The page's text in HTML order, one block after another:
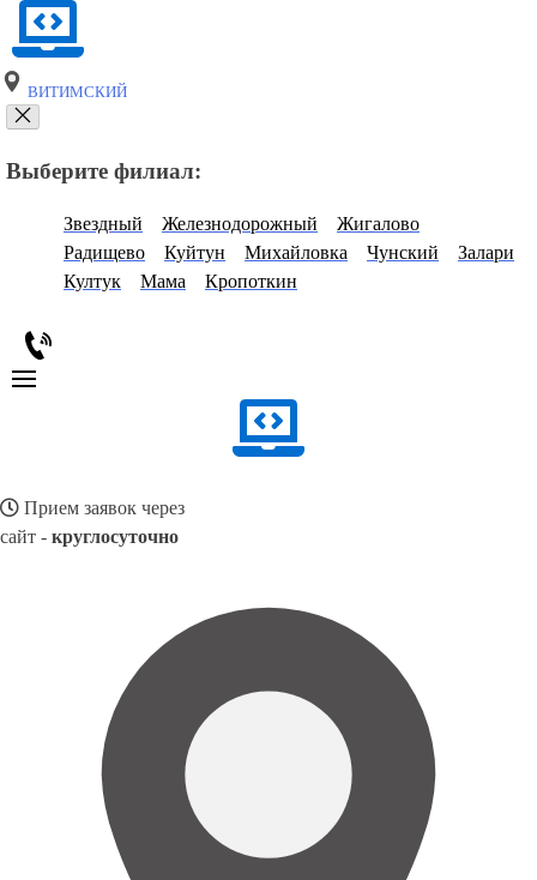
ВИТИМСКИЙ
Выберите филиал:
Звездный Железнодорожный
Жигалово
Радищево
Куйтун Михайловка Чунский
Залари
Култук
Мама Кропоткин
Прием заявок через
сайт - круглосуточно